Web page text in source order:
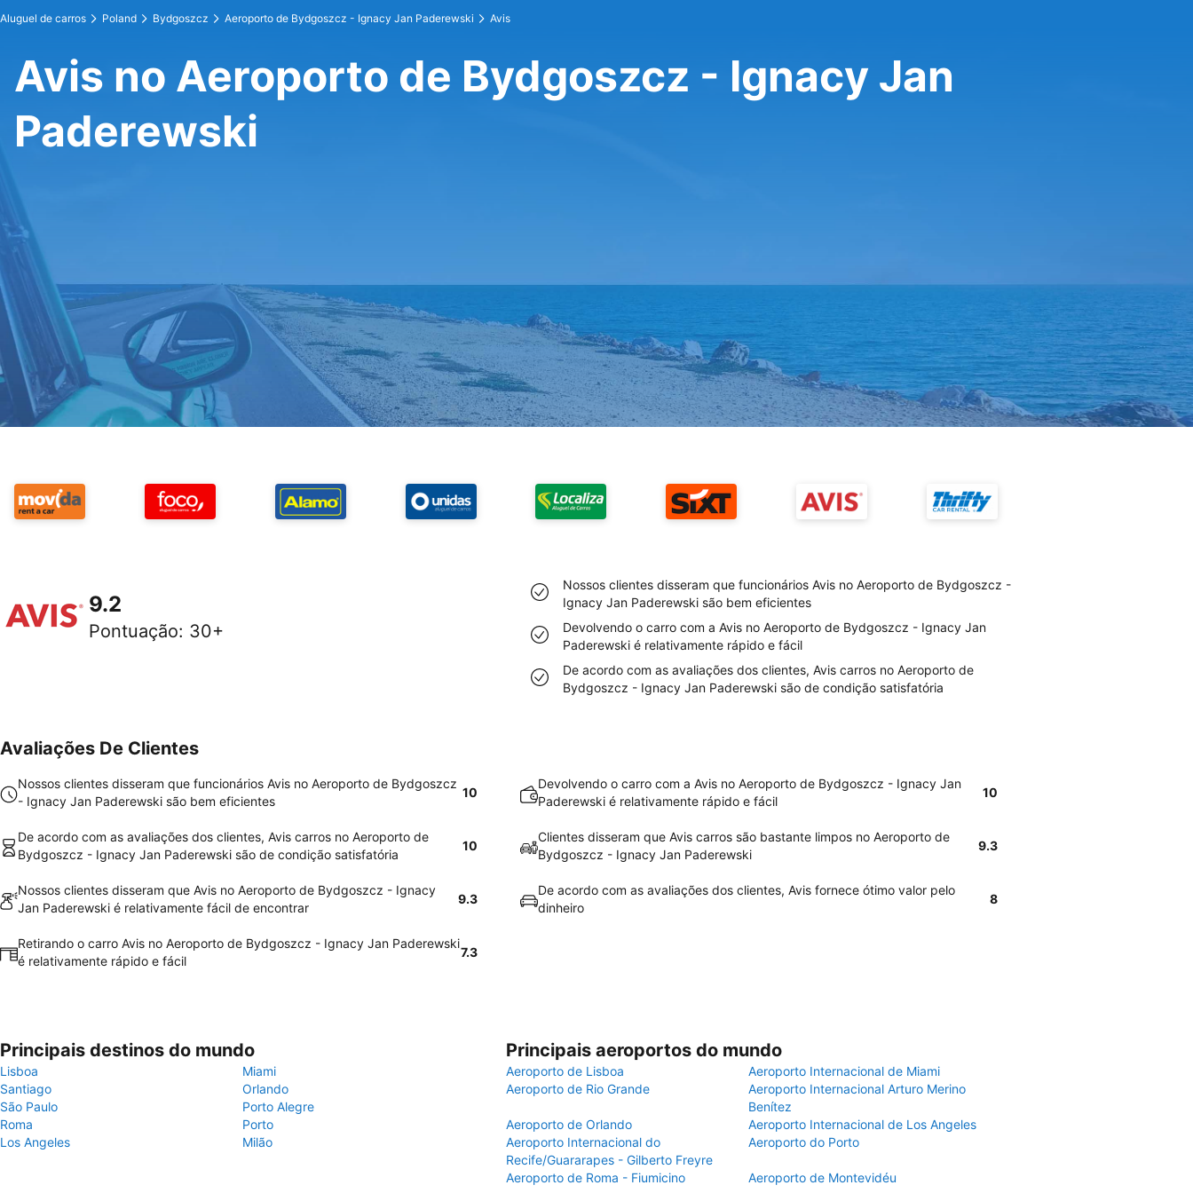
Aluguel de carros Poland Bydgoszcz Aeroporto de Bydgoszcz - Ignacy Jan Paderewski Avis
Avis no Aeroporto de Bydgoszcz - Ignacy Jan
Paderewski
9.2
Pontuação: 30+
Nossos clientes disseram que funcionários Avis no Aeroporto de Bydgoszcz -
Ignacy Jan Paderewski são bem eficientes
Devolvendo o carro com a Avis no Aeroporto de Bydgoszcz - Ignacy Jan
Paderewski é relativamente rápido e fácil
De acordo com as avaliações dos clientes, Avis carros no Aeroporto de
Bydgoszcz - Ignacy Jan Paderewski são de condição satisfatória
Avaliações De Clientes
Nossos clientes disseram que funcionários Avis no Aeroporto de Bydgoszcz
- Ignacy Jan Paderewski são bem eficientes
10
Devolvendo o carro com a Avis no Aeroporto de Bydgoszcz - Ignacy Jan
Paderewski é relativamente rápido e fácil
10
De acordo com as avaliações dos clientes, Avis carros no Aeroporto de
Bydgoszcz - Ignacy Jan Paderewski são de condição satisfatória
10
Clientes disseram que Avis carros são bastante limpos no Aeroporto de
Bydgoszcz - Ignacy Jan Paderewski
9.3
Nossos clientes disseram que Avis no Aeroporto de Bydgoszcz - Ignacy
Jan Paderewski é relativamente fácil de encontrar
9.3
De acordo com as avaliações dos clientes, Avis fornece ótimo valor pelo
dinheiro
8
Retirando o carro Avis no Aeroporto de Bydgoszcz - Ignacy Jan Paderewski
é relativamente rápido e fácil
7.3
Principais destinos do mundo
Lisboa
Miami
Santiago
Orlando
São Paulo
Porto Alegre
Roma
Porto
Los Angeles
Milão
Principais aeroportos do mundo
Aeroporto de Lisboa
Aeroporto Internacional de Miami
Aeroporto de Rio Grande
Aeroporto Internacional Arturo Merino
Benítez
Aeroporto de Orlando
Aeroporto Internacional de Los Angeles
Aeroporto Internacional do
Recife/Guararapes - Gilberto Freyre
Aeroporto do Porto
Aeroporto de Roma - Fiumicino Aeroporto de Montevidéu